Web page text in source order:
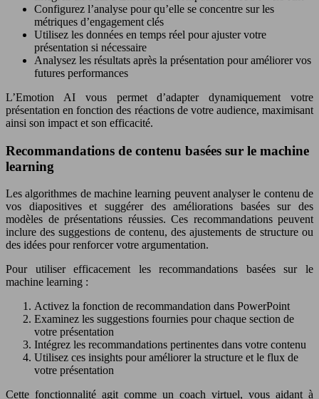
Configurez l’analyse pour qu’elle se concentre sur les
métriques d’engagement clés
Utilisez les données en temps réel pour ajuster votre
présentation si nécessaire
Analysez les résultats après la présentation pour améliorer vos
futures performances
L’Emotion AI vous permet d’adapter dynamiquement votre
présentation en fonction des réactions de votre audience, maximisant
ainsi son impact et son efficacité.
Recommandations de contenu basées sur le machine
learning
Les algorithmes de machine learning peuvent analyser le contenu de
vos diapositives et suggérer des améliorations basées sur des
modèles de présentations réussies. Ces recommandations peuvent
inclure des suggestions de contenu, des ajustements de structure ou
des idées pour renforcer votre argumentation.
Pour utiliser efficacement les recommandations basées sur le
machine learning :
Activez la fonction de recommandation dans PowerPoint
Examinez les suggestions fournies pour chaque section de
votre présentation
Intégrez les recommandations pertinentes dans votre contenu
Utilisez ces insights pour améliorer la structure et le flux de
votre présentation
Cette fonctionnalité agit comme un coach virtuel, vous aidant à